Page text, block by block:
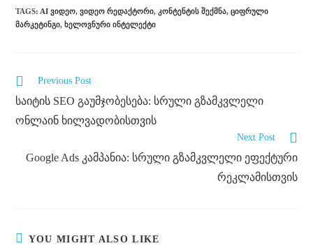
TAGS: AI ᲕᲘᲓᲔᲝ, ᲕᲘᲓᲔᲝ ᲠᲔᲓᲐᲥᲢᲝᲠᲘ, ᲙᲝᲜᲢᲔᲜᲢᲘᲡ ᲨᲔᲥᲛᲜᲐ, ᲪᲘᲤᲠᲣᲚᲘ
ᲛᲐᲠᲙᲔᲢᲘᲜᲒᲘ, ᲮᲔᲚᲝᲕᲜᲣᲠᲘ ᲘᲜᲢᲔᲚᲔᲥᲢᲘ
Previous Post
საიტის SEO გაუმჯობესება: სრული გზამკვლელი
ონლაინ ხილვადობისთვის
Next Post
Google Ads კამპანია: სრული გზამკვლელი ეფექტური
რეკლამისთვის
YOU MIGHT ALSO LIKE